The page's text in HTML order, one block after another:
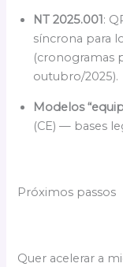
NT 2025.001:
síncrona para
(cronogramas
outubro/2025).
Modelos
(CE) — bases
Próximos passos
Quer acelerar a